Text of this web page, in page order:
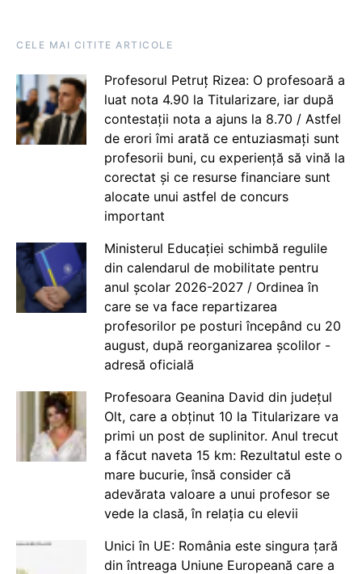
CELE MAI CITITE ARTICOLE
Profesorul Petruț Rizea: O profesoară a
luat nota 4.90 la Titularizare, iar după
contestații nota a ajuns la 8.70 / Astfel
de erori îmi arată ce entuziasmați sunt
profesorii buni, cu experiență să vină la
corectat și ce resurse financiare sunt
alocate unui astfel de concurs
important
Ministerul Educației schimbă regulile
din calendarul de mobilitate pentru
anul școlar 2026-2027 / Ordinea în
care se va face repartizarea
profesorilor pe posturi începând cu 20
august, după reorganizarea școlilor -
adresă oficială
Profesoara Geanina David din județul
Olt, care a obținut 10 la Titularizare va
primi un post de suplinitor. Anul trecut
a făcut naveta 15 km: Rezultatul este o
mare bucurie, însă consider că
adevărata valoare a unui profesor se
vede la clasă, în relația cu elevii
Unici în UE: România este singura țară
din întreaga Uniune Europeană care a